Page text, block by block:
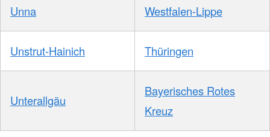
Unna Westfalen-Lippe
Unstrut-Hainich Thüringen
Unterallgäu
Bayerisches Rotes
Kreuz